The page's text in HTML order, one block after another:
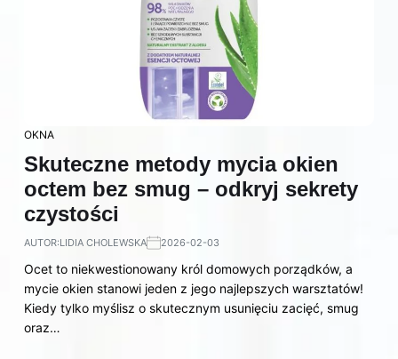
OKNA
Skuteczne metody mycia okien
octem bez smug – odkryj sekrety
czystości
AUTOR:LIDIA CHOLEWSKA 2026-02-03
Ocet to niekwestionowany król domowych porządków, a
mycie okien stanowi jeden z jego najlepszych warsztatów!
Kiedy tylko myślisz o skutecznym usunięciu zacięć, smug
oraz…